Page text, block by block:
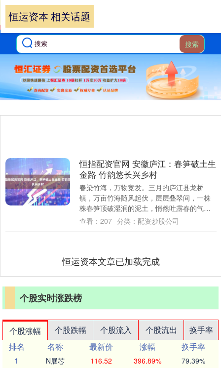
搜索
恒运资本 相关话题
恒指配资官网 安徽庐江：春笋破土生
金路 竹韵悠长兴乡村
春染竹海，万物竞发。三月的庐江县龙桥
镇，万亩竹海随风起伏，层层叠翠间，一株
株春笋顶破湿润的泥土，悄然吐露春的气
息。3月29日，随着首届春笋采摘美食季在此
查看： 207 分类： 配资炒股公司
恒运资本文章已加载完成
个股实时涨跌榜
个股涨幅 个股跌幅 个股流入 个股流出
换手率
排名
名称 最新价 涨幅
换手率
1
N展芯 116.52 396.89% 79.39%